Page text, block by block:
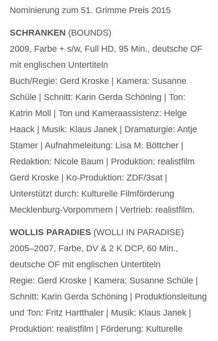
Nominierung zum 51. Grimme Preis 2015
SCHRANKEN (BOUNDS)
2009, Farbe + s/w, Full HD, 95 Min., deutsche OF
mit englischen Untertiteln
Buch/Regie: Gerd Kroske | Kamera: Susanne
Schüle | Schnitt: Karin Gerda Schöning | Ton:
Katrin Moll | Ton und Kameraassistenz: Helge
Haack | Musik: Klaus Janek | Dramaturgie: Antje
Stamer | Aufnahmeleitung: Lisa M. Böttcher |
Redaktion: Nicole Baum | Produktion: realistfilm
Gerd Kroske | Ko-Produktion: ZDF/3sat |
Unterstützt durch: Kulturelle Filmförderung
Mecklenburg-Vorpommern | Vertrieb: realistfilm.
WOLLIS PARADIES (WOLLI IN PARADISE)
2005–2007, Farbe, DV & 2 K DCP, 60 Min.,
deutsche OF mit englischen Untertiteln
Regie: Gerd Kroske | Kamera: Susanne Schüle |
Schnitt: Karin Gerda Schöning | Produktionsleitung
und Ton: Fritz Hartthaler | Musik: Klaus Janek |
Produktion: realistfilm | Förderung: Kulturelle